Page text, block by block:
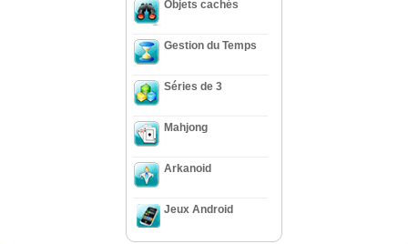
Objets cachés
Gestion du Temps
Séries de 3
Mahjong
Arkanoid
Jeux Android